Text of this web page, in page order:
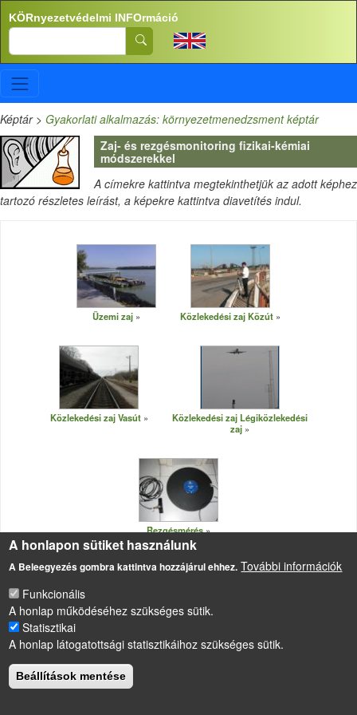
Ugrás a tartalomra
KÖRnyezetvédelmi INFOrmáció
Search
Képtár> Gyakorlati alkalmazás: környezetmenedzsment képtár
Zaj- és rezgésmonitoring fizikai-kémiai
módszerekkel
A címekre kattintva megtekinthetjük az adott képhez
tartozó részletes leírást, a képekre kattintva diavetítés indul.
Üzemi zaj Közlekedési zaj Közút
Közlekedési zaj Vasút
Közlekedési zaj Légiközlekedési
zaj
Rezgésmérés
LÁBLÉC
Impresszum
Sütikezelési szabályzat
Drupalalapú webhely
A honlapon sütiket használunk
A Beleegyezés gombra kattintva hozzájárul ehhez. További információk
Funkcionális
A honlap működéséhez szükséges sütik.
Statisztikai
A honlap látogatottsági statisztikáihoz szükséges sütik.
Beállítások mentése